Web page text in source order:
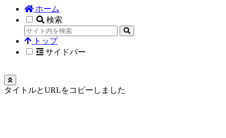
ホーム
検索
トップ
サイドバー
タイトルとURLをコピーしました